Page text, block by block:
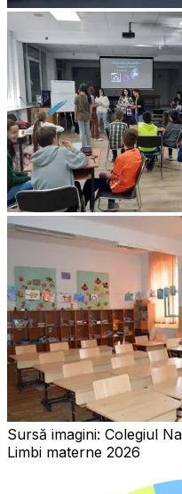
Sursă imagini: Colegiul
Limbi materne 2026